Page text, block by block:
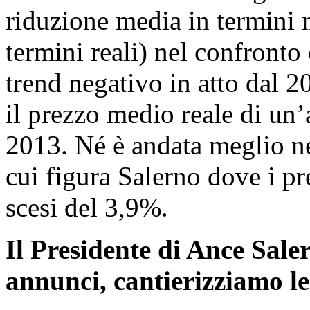
riduzione media in
termini reali) nel
trend negativo in atto dal
il prezzo medio reale di
2013. Né è andata meglio
cui figura Salerno dove i
scesi del 3,9%.
Il Presidente di Ance
annunci, cantierizziamo